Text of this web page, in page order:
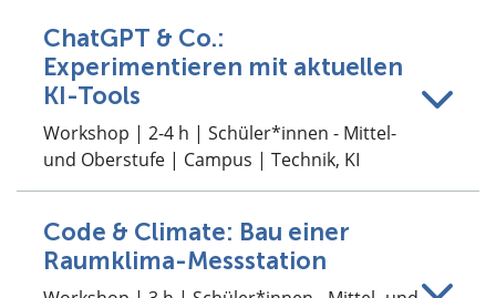
ChatGPT & Co.:
Experimentieren mit aktuellen
KI-Tools
Workshop | 2-4 h | Schüler*innen - Mittel-
und Oberstufe | Campus | Technik, KI
Code & Climate: Bau einer
Raumklima-Messstation